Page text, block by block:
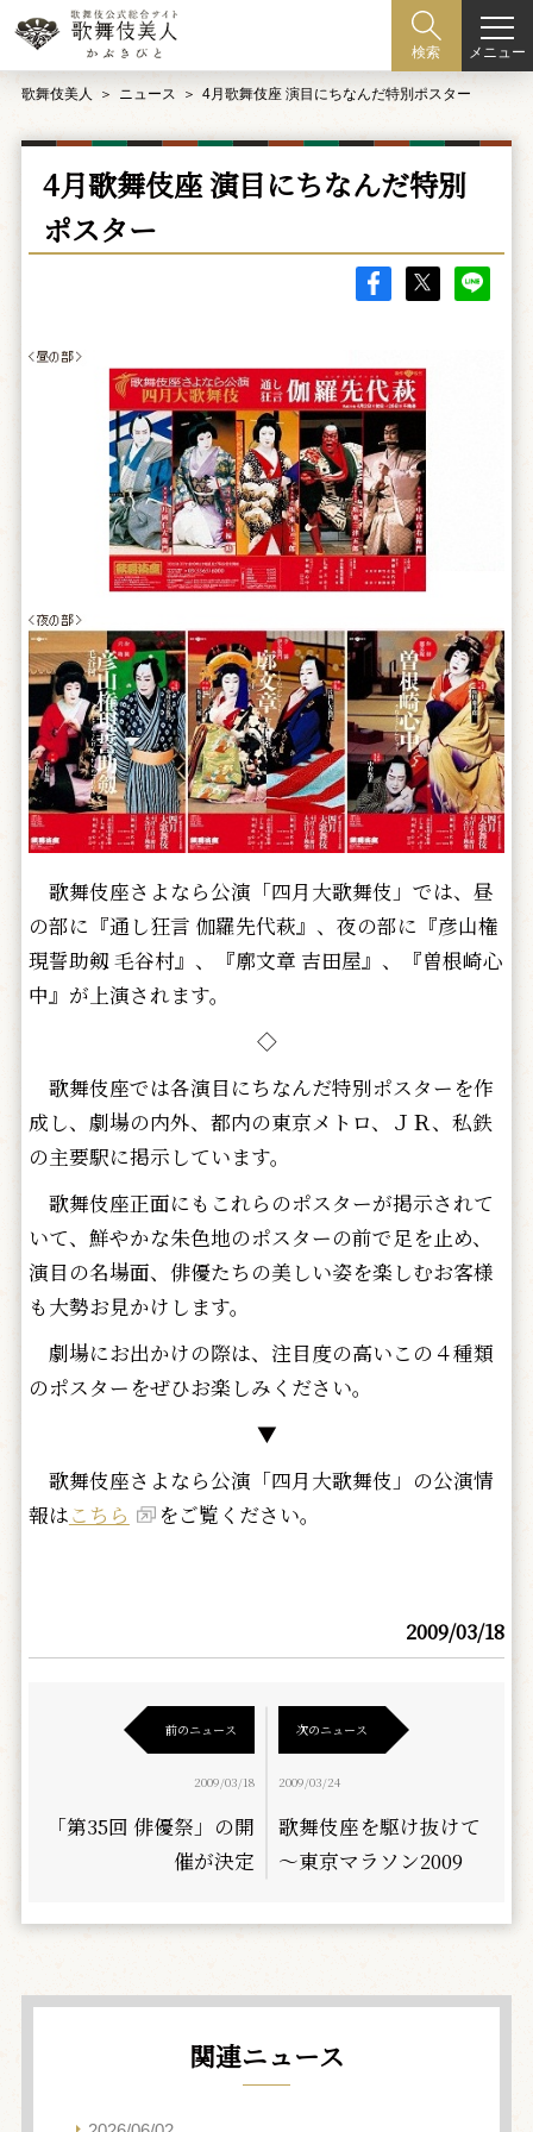
検索 メニュー
歌舞伎美人 ニュース 4月歌舞伎座 演目にちなんだ特別ポスター
4月歌舞伎座 演目にちなんだ特別
ポスター
歌舞伎座さよなら公演「四月大歌舞伎」では、昼
の部に『通し狂言 伽羅先代萩』、夜の部に『彦山権
現誓助剱 毛谷村』、『廓文章 吉田屋』、『曽根崎心
中』が上演されます。
◇
歌舞伎座では各演目にちなんだ特別ポスターを作
成し、劇場の内外、都内の東京メトロ、ＪＲ、私鉄
の主要駅に掲示しています。
歌舞伎座正面にもこれらのポスターが掲示されて
いて、鮮やかな朱色地のポスターの前で足を止め、
演目の名場面、俳優たちの美しい姿を楽しむお客様
も大勢お見かけします。
劇場にお出かけの際は、注目度の高いこの４種類
のポスターをぜひお楽しみください。
▼
歌舞伎座さよなら公演「四月大歌舞伎」の公演情
報はこちら をご覧ください。
2009/03/18
前のニュース
2009/03/18
「第35回 俳優祭」の開
催が決定
次のニュース
2009/03/24
歌舞伎座を駆け抜けて
～東京マラソン2009
関連ニュース